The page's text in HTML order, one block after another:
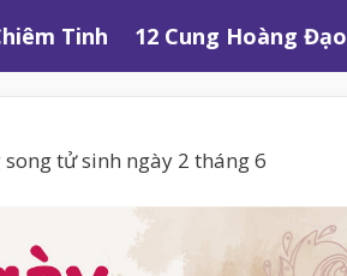
Tinh 12 Cung Hoàng Đạo
song tử sinh ngày 2 tháng 6